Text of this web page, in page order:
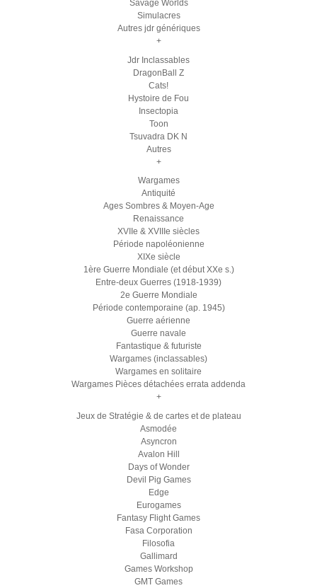
Savage Worlds
Simulacres
Autres jdr génériques
+
Jdr Inclassables
DragonBall Z
Cats!
Hystoire de Fou
Insectopia
Toon
Tsuvadra DK N
Autres
+
Wargames
Antiquité
Ages Sombres & Moyen-Age
Renaissance
XVIIe & XVIIIe siècles
Période napoléonienne
XIXe siècle
1ère Guerre Mondiale (et début XXe s.)
Entre-deux Guerres (1918-1939)
2e Guerre Mondiale
Période contemporaine (ap. 1945)
Guerre aérienne
Guerre navale
Fantastique & futuriste
Wargames (inclassables)
Wargames en solitaire
Wargames Pièces détachées errata addenda
+
Jeux de Stratégie & de cartes et de plateau
Asmodée
Asyncron
Avalon Hill
Days of Wonder
Devil Pig Games
Edge
Eurogames
Fantasy Flight Games
Fasa Corporation
Filosofia
Gallimard
Games Workshop
GMT Games